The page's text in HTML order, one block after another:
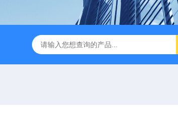
密封测漏仪 密封检测设备